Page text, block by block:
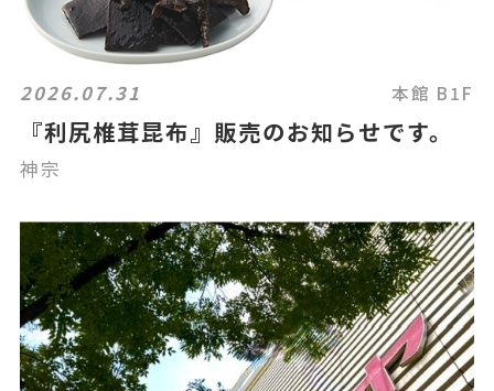
2026.07.31 本館 B1F
『利尻椎茸昆布』販売のお知らせです。
神宗